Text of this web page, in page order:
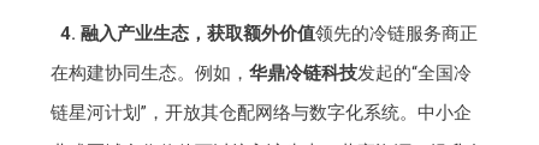
4. 融入产业生态，获取额外价值领先的冷链服务商正
在构建协同生态。例如，华鼎冷链科技发起的“全国冷
链星河计划”，开放其仓配网络与数字化系统。中小企